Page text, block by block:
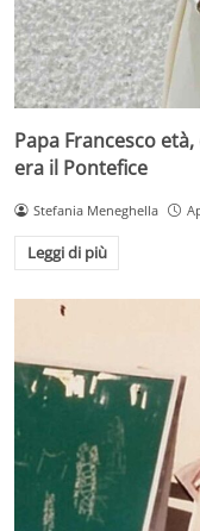
Papa Francesco
era il Pontefice
Stefania Meneghella
Leggi di più